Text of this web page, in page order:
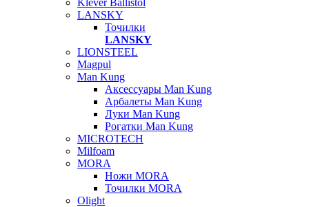
LANSKY
Точилки
LANSKY
LIONSTEEL
Magpul
Man Kung
Аксессуары Man Kung
Арбалеты Man Kung
Луки Man Kung
Рогатки Man Kung
MICROTECH
Milfoam
MORA
Ножи MORA
Точилки MORA
Olight